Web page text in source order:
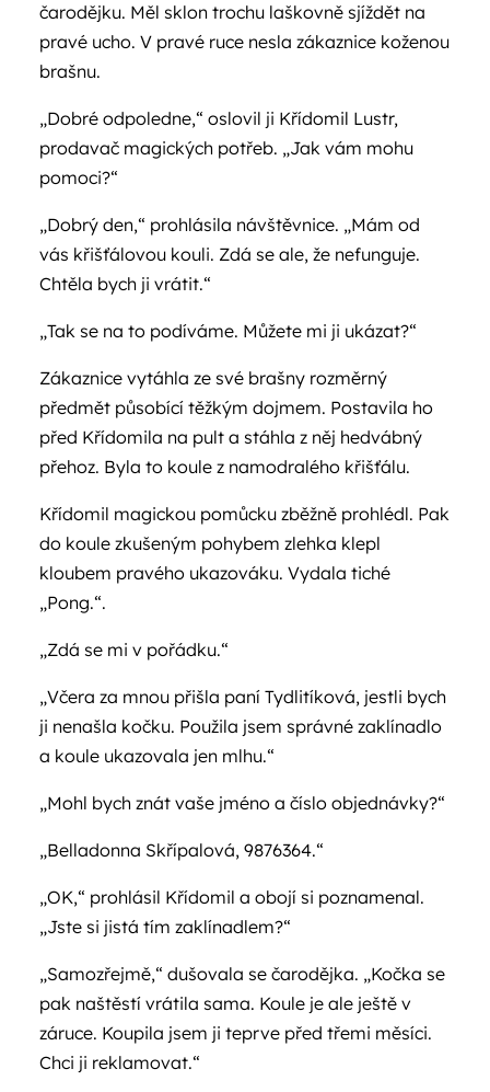
čarodějku. Měl sklon trochu laškovně sjíždět na
pravé ucho. V pravé ruce nesla zákaznice koženou
brašnu.
„Dobré odpoledne,“ oslovil ji Křídomil Lustr,
prodavač magických potřeb. „Jak vám mohu
pomoci?“
„Dobrý den,“ prohlásila návštěvnice. „Mám od
vás křišťálovou kouli. Zdá se ale, že nefunguje.
Chtěla bych ji vrátit.“
„Tak se na to podíváme. Můžete mi ji ukázat?“
Zákaznice vytáhla ze své brašny rozměrný
předmět působící těžkým dojmem. Postavila ho
před Křídomila na pult a stáhla z něj hedvábný
přehoz. Byla to koule z namodralého křišťálu.
Křídomil magickou pomůcku zběžně prohlédl. Pak
do koule zkušeným pohybem zlehka klepl
kloubem pravého ukazováku. Vydala tiché
„Pong.“.
„Zdá se mi v pořádku.“
„Včera za mnou přišla paní Tydlitíková, jestli bych
ji nenašla kočku. Použila jsem správné zaklínadlo
a koule ukazovala jen mlhu.“
„Mohl bych znát vaše jméno a číslo objednávky?“
„Belladonna Skřípalová, 9876364.“
„OK,“ prohlásil Křídomil a obojí si poznamenal.
„Jste si jistá tím zaklínadlem?“
„Samozřejmě,“ dušovala se čarodějka. „Kočka se
pak naštěstí vrátila sama. Koule je ale ještě v
záruce. Koupila jsem ji teprve před třemi měsíci.
Chci ji reklamovat.“